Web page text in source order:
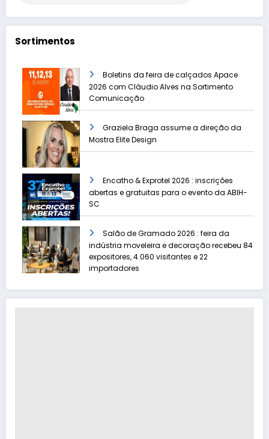
Sortimentos
Boletins da feira de calçados Apace
2026 com Cláudio Alves na Sortimento
Comunicação
Graziela Braga assume a direção da
Mostra Elite Design
Encatho & Exprotel 2026 : inscrições
abertas e gratuitas para o evento da ABIH-
SC
Salão de Gramado 2026 : feira da
indústria moveleira e decoração recebeu 84
expositores, 4.060 visitantes e 22
importadores